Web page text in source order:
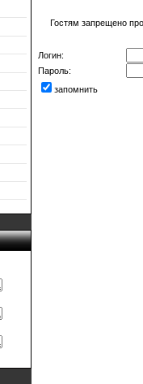
Гостям запрещено
Логин:
Пароль:
запомнить